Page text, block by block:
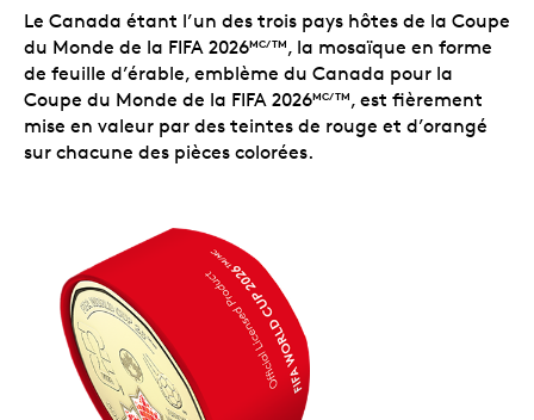
Le Canada étant l’un des trois pays hôtes de la Coupe
du Monde de la FIFA 2026MC/TM, la mosaïque en forme
de feuille d’érable, emblème du Canada pour la
Coupe du Monde de la FIFA 2026MC/TM, est fièrement
mise en valeur par des teintes de rouge et d’orangé
sur chacune des pièces colorées.